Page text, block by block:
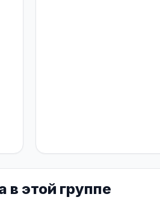
в этой группе